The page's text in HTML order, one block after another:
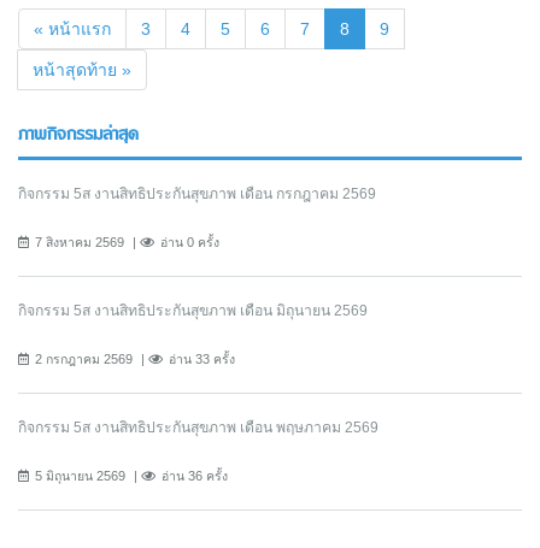
« หน้าแรก 3 4 5 6 7 8 (current)
9
หน้าสุดท้าย »
ภาพกิจกรรมล่าสุด
กิจกรรม 5ส งานสิทธิประกันสุขภาพ เดือน กรกฎาคม 2569
7 สิงหาคม 2569 อ่าน 0 ครั้ง
กิจกรรม 5ส งานสิทธิประกันสุขภาพ เดือน มิถุนายน 2569
2 กรกฎาคม 2569 อ่าน 33 ครั้ง
กิจกรรม 5ส งานสิทธิประกันสุขภาพ เดือน พฤษภาคม 2569
5 มิถุนายน 2569 อ่าน 36 ครั้ง